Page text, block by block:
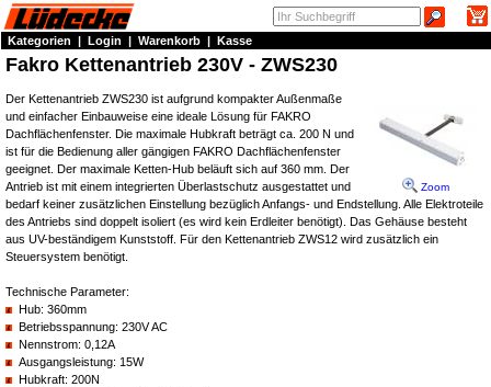
Kategorien | Login | Warenkorb | Kasse
Fakro Kettenantrieb 230V - ZWS230
Zoom
Der Kettenantrieb ZWS230 ist aufgrund kompakter Außenmaße
und einfacher Einbauweise eine ideale Lösung für FAKRO
Dachflächenfenster. Die maximale Hubkraft beträgt ca. 200 N und
ist für die Bedienung aller gängigen FAKRO Dachflächenfenster
geeignet. Der maximale Ketten-Hub beläuft sich auf 360 mm. Der
Antrieb ist mit einem integrierten Überlastschutz ausgestattet und
bedarf keiner zusätzlichen Einstellung bezüglich Anfangs- und Endstellung. Alle Elektroteile
des Antriebs sind doppelt isoliert (es wird kein Erdleiter benötigt). Das Gehäuse besteht
aus UV-beständigem Kunststoff. Für den Kettenantrieb ZWS12 wird zusätzlich ein
Steuersystem benötigt.
Technische Parameter:
Hub: 360mm
Betriebsspannung: 230V AC
Nennstrom: 0,12A
Ausgangsleistung: 15W
Hubkraft: 200N